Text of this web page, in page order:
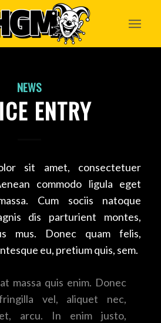
NEWS
ENTRY
sit amet, consectetuer
commodo ligula eget
Cum sociis natoque
dis parturient montes,
mus. Donec quam felis,
eu, pretium quis, sem.
massa quis enim. Donec
vel, aliquet nec,
arcu. In enim justo,